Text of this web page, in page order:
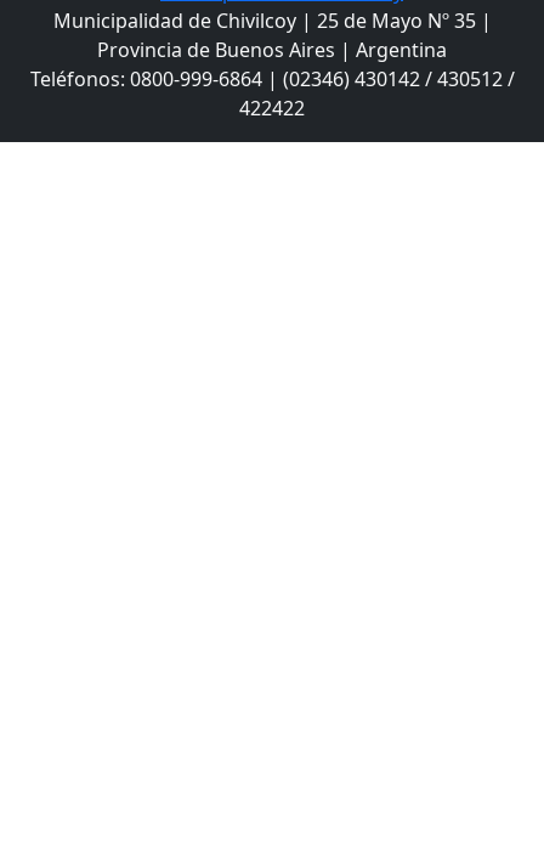
Municipalidad de Chivilcoy | 25 de Mayo Nº 35 |
Provincia de Buenos Aires | Argentina
Teléfonos: 0800-999-6864 | (02346) 430142 / 430512 /
422422